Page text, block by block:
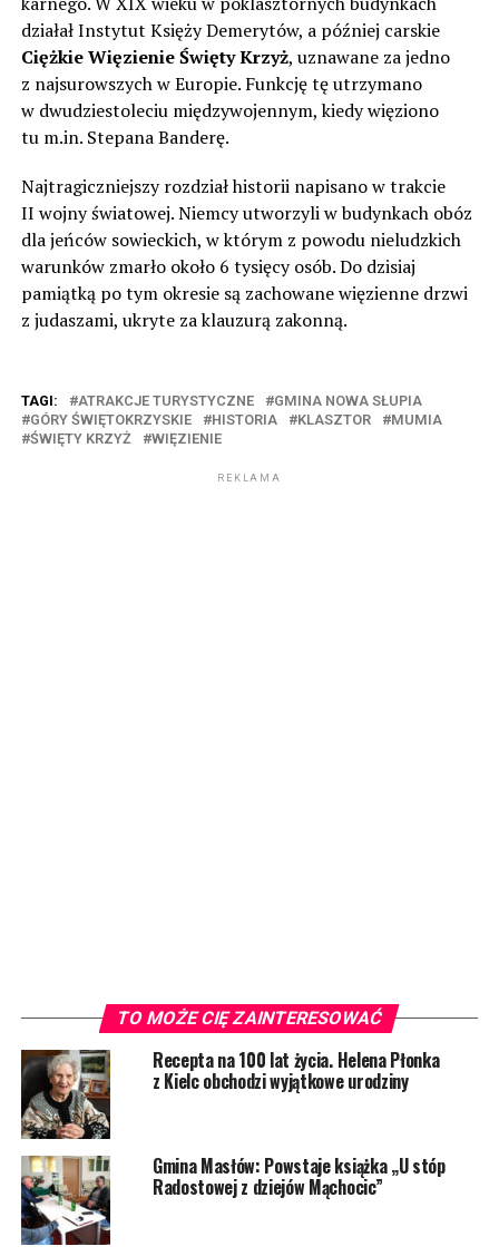
działał Instytut Księży Demerytów, a później carskie
Ciężkie Więzienie Święty Krzyż, uznawane za jedno
z najsurowszych w Europie. Funkcję tę utrzymano
w dwudziestoleciu międzywojennym, kiedy więziono
tu m.in. Stepana Banderę.
Najtragiczniejszy rozdział historii napisano w trakcie
II wojny światowej. Niemcy utworzyli w budynkach obóz
dla jeńców sowieckich, w którym z powodu nieludzkich
warunków zmarło około 6 tysięcy osób. Do dzisiaj
pamiątką po tym okresie są zachowane więzienne drzwi
z judaszami, ukryte za klauzurą zakonną.
TAGI: ATRAKCJE TURYSTYCZNE
GMINA NOWA SŁUPIA
GÓRY ŚWIĘTOKRZYSKIE
HISTORIA KLASZTOR
MUMIA
ŚWIĘTY KRZYŻ
WIĘZIENIE
REKLAMA
TO MOŻE CIĘ ZAINTERESOWAĆ
Recepta na 100 lat życia. Helena Płonka
z Kielc obchodzi wyjątkowe urodziny
Gmina Masłów: Powstaje książka „U stóp
Radostowej z dziejów Mąchocic”